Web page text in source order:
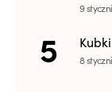
9
8